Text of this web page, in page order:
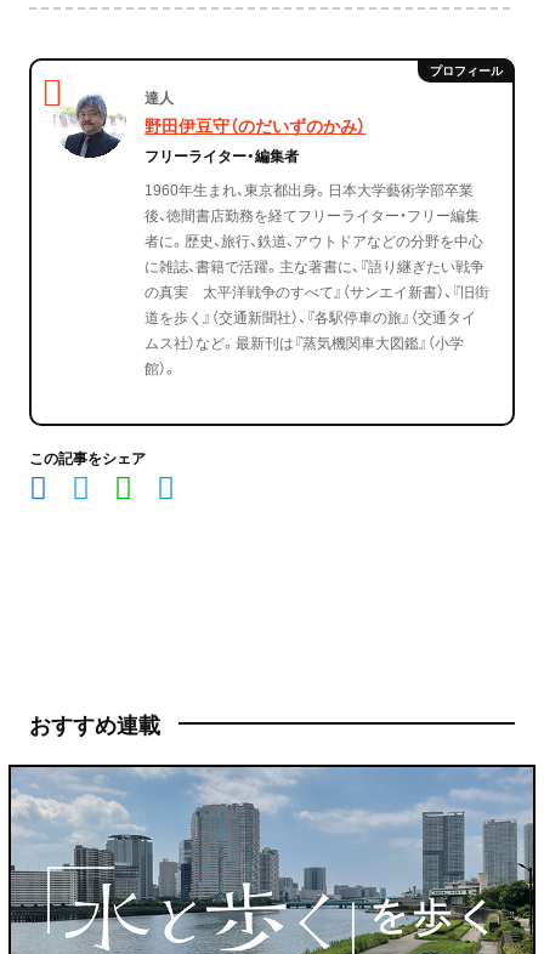
達人
野田伊豆守（のだいずのかみ）
フリーライター・編集者
1960年生まれ、東京都出身。日本大学藝術学部卒業
後、徳間書店勤務を経てフリーライター・フリー編集
者に。歴史、旅行、鉄道、アウトドアなどの分野を中心
に雑誌、書籍で活躍。主な著書に、『語り継ぎたい戦争
の真実 太平洋戦争のすべて』（サンエイ新書）、『旧街
道を歩く』（交通新聞社）、『各駅停車の旅』（交通タイ
ムス社）など。最新刊は『蒸気機関車大図鑑』（小学
館）。
この記事をシェア
おすすめ連載